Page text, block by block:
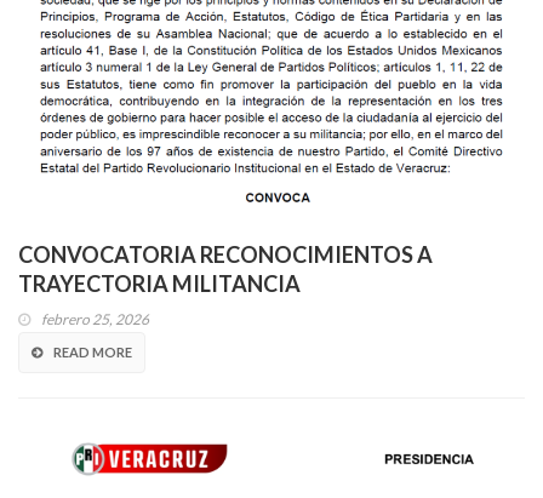
CONVOCATORIA RECONOCIMIENTOS A
TRAYECTORIA MILITANCIA
febrero 25, 2026
READ MORE